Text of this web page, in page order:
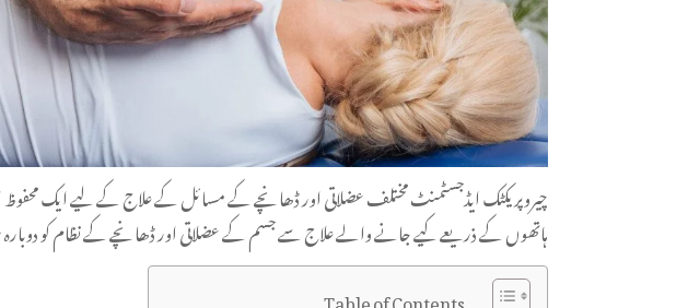
چیروپریکٹک ایڈجسٹمنٹ مختلف عضلاتی اور ڈھانچے کے مسائل کے علاج کے لیے ایک محفوظ
ہاتھوں کے ذریعے کیے جانے والے علاج سے جسم کے عضلاتی اور ڈھانچے کے نظام کو دوبارہ